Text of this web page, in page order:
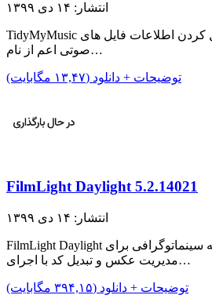
انتشار: ۱۴ دی ۱۳۹۹
TidyMyMusic یک برنامه ساده برای کامل کردن اطلاعات فایل های
صوتی اعم از نام…
توضیحات + دانلود (۱۳,۴۷ مگابایت)
FilmLight Daylight 5.2.14021
انتشار: ۱۴ دی ۱۳۹۹
FilmLight Daylight یک پلتفرم عکسهای اولیه سینماتوگرافی برای
مدیریت عکس و تبدیل کد با اجرای…
توضیحات + دانلود (۳۹۴,۱۵ مگابایت)